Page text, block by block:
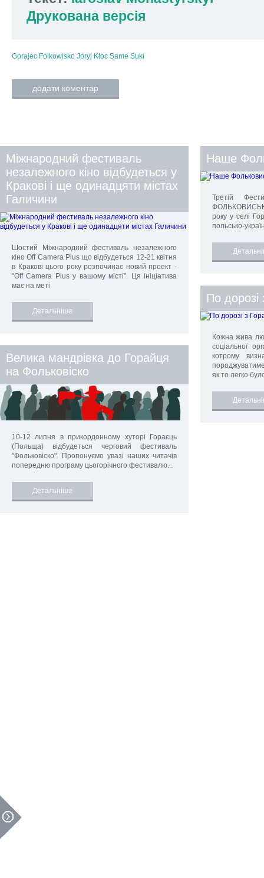
Друкована версія
Gorajec Folkowisko Joryj Kłoc Same Suki
додати коментар
Міжнародний фестиваль
незалежного кіно відбудеться у
Кракові і ще одинадцяти містах
Галичини
Шостий Міжнародний фестиваль незалежного
кіно Off Camera Plus що відбудеться 12-21 квітня
в Кракові цього року розпочинає новий проект -
"Off Camera Plus у вашому місті”. Ця ініціатива
має на меті
Детальніше
Наше
Третій
року у селі
польсько-
По дорозі
Кожна жива
соціальної
котрому
як то легко
Велика мандрівка до Горайця
на Фольковіско
10-12 липня в прикордонному хуторі Гораєць
(Польща) відбудеться черговий фестиваль
"Фольковіско". Пропонуємо увазі наших читачів
попередню програму цьогорічного фестивалю...
Детальніше